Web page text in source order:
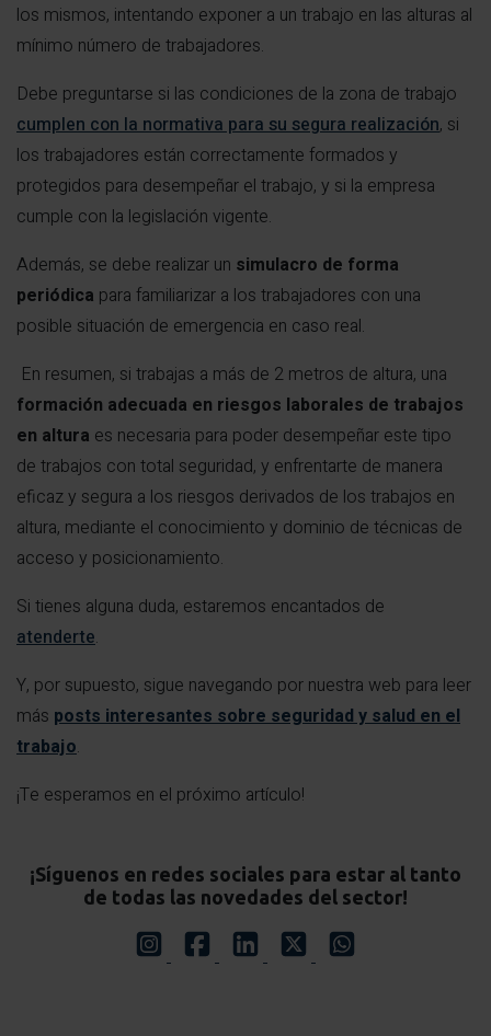
los mismos, intentando exponer a un trabajo en las alturas al
mínimo número de trabajadores.
Debe preguntarse si las condiciones de la zona de trabajo
cumplen con la normativa para su segura realización, si
los trabajadores están correctamente formados y
protegidos para desempeñar el trabajo, y si la empresa
cumple con la legislación vigente.
Además, se debe realizar un simulacro de forma
periódica para familiarizar a los trabajadores con una
posible situación de emergencia en caso real.
En resumen, si trabajas a más de 2 metros de altura, una
formación adecuada en riesgos laborales de trabajos
en altura es necesaria para poder desempeñar este tipo
de trabajos con total seguridad, y enfrentarte de manera
eficaz y segura a los riesgos derivados de los trabajos en
altura, mediante el conocimiento y dominio de técnicas de
acceso y posicionamiento.
Si tienes alguna duda, estaremos encantados de
atenderte.
Y, por supuesto, sigue navegando por nuestra web para leer
más posts interesantes sobre seguridad y salud en el
trabajo.
¡Te esperamos en el próximo artículo!
¡Síguenos en redes sociales para estar al tanto
de todas las novedades del sector!